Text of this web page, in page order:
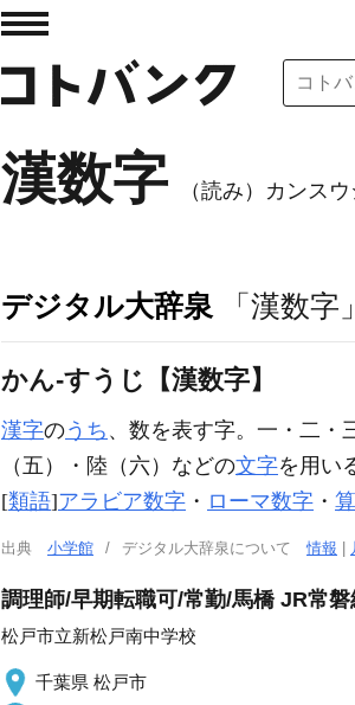
漢数字 （読み）カンスウ
デジタル大辞泉 「漢数
かん‐すうじ【漢数字】
漢字のうち 、数を表す字。一・二・
（五）・陸（六）などの文字を用い
[類語]アラビア数字 ・ ローマ数字 ・
出典 小学館 デジタル大辞泉について情報
調理師/早期転職可/常勤/馬橋 JR常磐
松戸市立新松戸南中学校
千葉県 松戸市